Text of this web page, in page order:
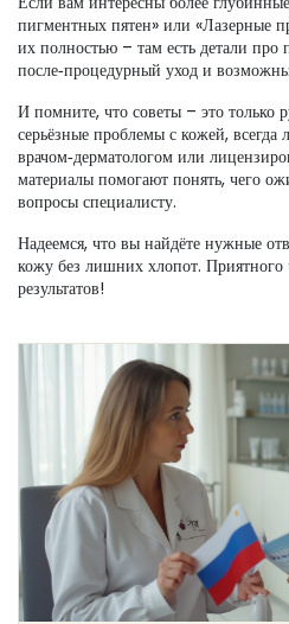
пигментных пятен» или «Лазерные
их полностью – там есть детали про
после‑процедурный уход и
И помните, что советы – это только
серьёзные проблемы с кожей, всегда
врачом‑дерматологом или
материалы помогают понять, чего
вопросы специалисту.
Надеемся, что вы найдёте нужные
кожу без лишних хлопот. Приятного
результатов!